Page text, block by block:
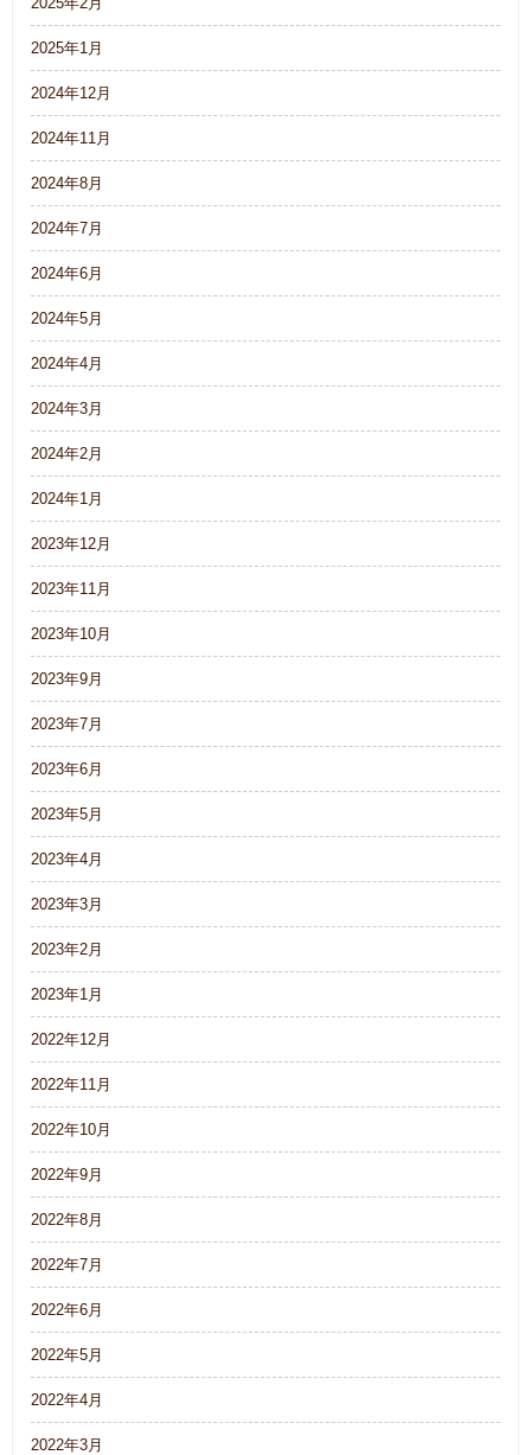
2025年1月
2024年12月
2024年11月
2024年8月
2024年7月
2024年6月
2024年5月
2024年4月
2024年3月
2024年2月
2024年1月
2023年12月
2023年11月
2023年10月
2023年9月
2023年7月
2023年6月
2023年5月
2023年4月
2023年3月
2023年2月
2023年1月
2022年12月
2022年11月
2022年10月
2022年9月
2022年8月
2022年7月
2022年6月
2022年5月
2022年4月
2022年3月